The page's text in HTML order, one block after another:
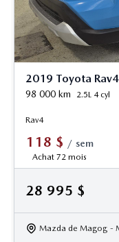
2019 Toyota
98 000 km 2.5L 4 cyl
Rav4
118 $ / sem
Achat 72 mois
28 995 $
Mazda de Magog -